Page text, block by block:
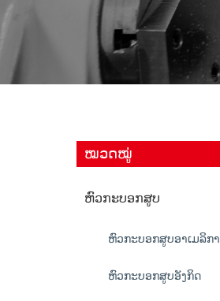
ໝວດໝູ່
ຫົວກະບອກສູບ
ຫົວກະບອກສູບອາເມລິກາ
ຫົວກະບອກສູບອັງກິດ